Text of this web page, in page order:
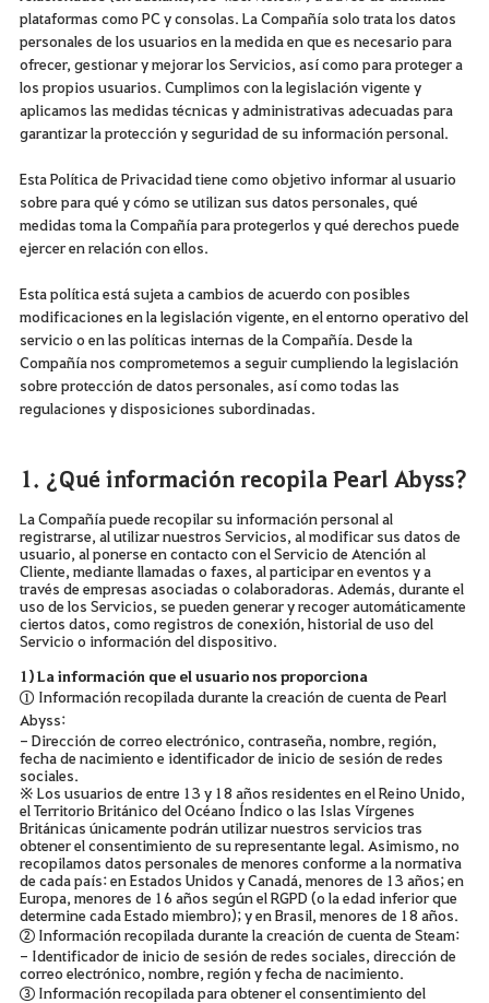
plataformas como PC y consolas. La Compañía solo trata los datos
personales de los usuarios en la medida en que es necesario para
ofrecer, gestionar y mejorar los Servicios, así como para proteger a
los propios usuarios. Cumplimos con la legislación vigente y
aplicamos las medidas técnicas y administrativas adecuadas para
garantizar la protección y seguridad de su información personal.
Esta Política de Privacidad tiene como objetivo informar al usuario
sobre para qué y cómo se utilizan sus datos personales, qué
medidas toma la Compañía para protegerlos y qué derechos puede
ejercer en relación con ellos.
Esta política está sujeta a cambios de acuerdo con posibles
modificaciones en la legislación vigente, en el entorno operativo del
servicio o en las políticas internas de la Compañía. Desde la
Compañía nos comprometemos a seguir cumpliendo la legislación
sobre protección de datos personales, así como todas las
regulaciones y disposiciones subordinadas.
1. ¿Qué información recopila Pearl Abyss?
La Compañía puede recopilar su información personal al
registrarse, al utilizar nuestros Servicios, al modificar sus datos de
usuario, al ponerse en contacto con el Servicio de Atención al
Cliente, mediante llamadas o faxes, al participar en eventos y a
través de empresas asociadas o colaboradoras. Además, durante el
uso de los Servicios, se pueden generar y recoger automáticamente
ciertos datos, como registros de conexión, historial de uso del
Servicio o información del dispositivo.
1) La información que el usuario nos proporciona
① Información recopilada durante la creación de cuenta de Pearl
Abyss:
- Dirección de correo electrónico, contraseña, nombre, región,
fecha de nacimiento e identificador de inicio de sesión de redes
sociales.
※ Los usuarios de entre 13 y 18 años residentes en el Reino Unido,
el Territorio Británico del Océano Índico o las Islas Vírgenes
Británicas únicamente podrán utilizar nuestros servicios tras
obtener el consentimiento de su representante legal. Asimismo, no
recopilamos datos personales de menores conforme a la normativa
de cada país: en Estados Unidos y Canadá, menores de 13 años; en
Europa, menores de 16 años según el RGPD (o la edad inferior que
determine cada Estado miembro); y en Brasil, menores de 18 años.
② Información recopilada durante la creación de cuenta de Steam:
- Identificador de inicio de sesión de redes sociales, dirección de
correo electrónico, nombre, región y fecha de nacimiento.
③ Información recopilada para obtener el consentimiento del